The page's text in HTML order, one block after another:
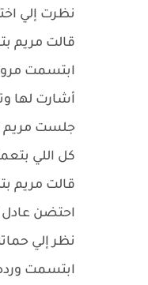
نظرت إلي
قالت مريم
ابتسمت مروة
أشارت لها
جلست مريم
كل اللي
قالت مريم
احتضن عادل
نظر إلي
ابتسمت